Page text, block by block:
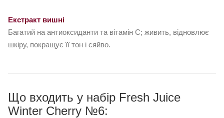
Екстракт вишні
Багатий на антиоксиданти та вітамін С; живить, відновлює
шкіру, покращує її тон і сяйво.
Що входить у набір Fresh Juice
Winter Cherry №6: